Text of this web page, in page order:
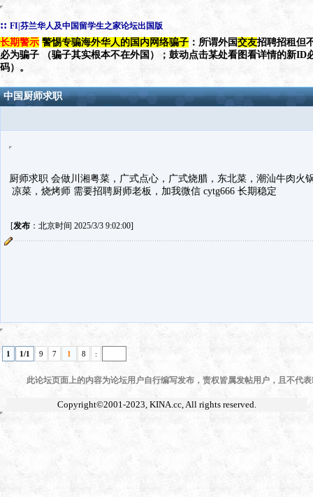
:: FI|芬兰华人及中国留学生之家论坛出国版
长期警示 警惕专骗海外华人的国内网络骗子 ：所谓外国交友招聘招租但
必为骗子 （骗子其实根本不在外国）；鼓动点击某处看图看详情的新ID
码）。
中国厨师求职
厨师求职 会做川湘粤菜，广式点心，广式烧腊，东北菜，潮汕牛肉
凉菜，烧烤师 需要招聘厨师老板，加我微信 cytg666 长期稳定
[发布：北京时间 2025/3/3 9:02:00]
1 1/1 9 7 1 8 :
此论坛页面上的内容为论坛用户自行编写发布，责权皆属发帖用户，且不代
Copyright©2001-2023, KINA.cc, All rights reserved.